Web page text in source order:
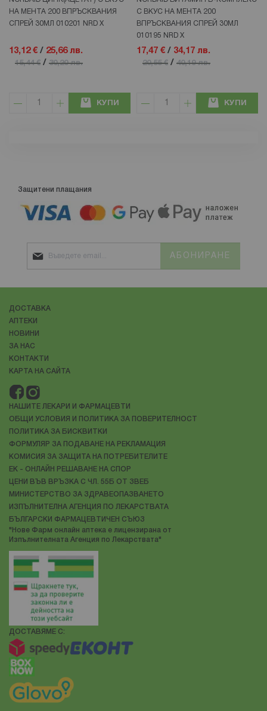
НА МЕНТА 200 ВПРЪСКВАНИЯ
СПРЕЙ 30МЛ 010201 NRD X
13,12 € / 25,66 лв.
15,44 € / 30,20 лв.
КУПИ
С ВКУС НА МЕНТА 200
ВПРЪСКВАНИЯ СПРЕЙ 30МЛ
010195 NRD Х
17,47 € / 34,17 лв.
20,55 € / 40,19 лв.
КУПИ
Защитени плащания
АБОНИРАНЕ
ДОСТАВКА
АПТЕКИ
НОВИНИ
ЗА НАС
КОНТАКТИ
КАРТА НА САЙТА
НАШИТЕ ЛЕКАРИ И ФАРМАЦЕВТИ
ОБЩИ УСЛОВИЯ И ПОЛИТИКА ЗА ПОВЕРИТЕЛНОСТ
ПОЛИТИКА ЗА БИСКВИТКИ
ФОРМУЛЯР ЗА ПОДАВАНЕ НА РЕКЛАМАЦИЯ
КОМИСИЯ ЗА ЗАЩИТА НА ПОТРЕБИТЕЛИТЕ
ЕК - ОНЛАЙН РЕШАВАНЕ НА СПОР
ЦЕНИ ВЪВ ВРЪЗКА С ЧЛ. 55Б ОТ ЗВЕБ
МИНИСТЕРСТВО ЗА ЗДРАВЕОПАЗВАНЕТО
ИЗПЪЛНИТЕЛНА АГЕНЦИЯ ПО ЛЕКАРСТВАТА
БЪЛГАРСКИ ФАРМАЦЕВТИЧЕН СЪЮЗ
"Нове Фарм онлайн аптека е лицензирана от
Изпълнителната Агенция по Лекарствата"
ДОСТАВЯМЕ С: